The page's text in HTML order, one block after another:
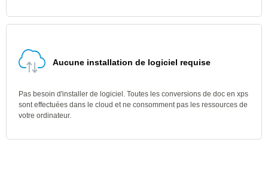
Aucune installation de logiciel requise
Pas besoin d'installer de logiciel. Toutes les conversions de doc en xps
sont effectuées dans le cloud et ne consomment pas les ressources de
votre ordinateur.